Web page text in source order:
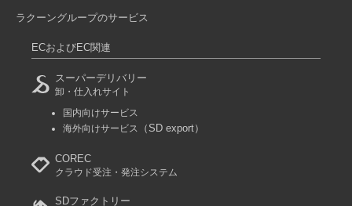
ラクーングループのサービス
ECおよびEC関連
スーパーデリバリー
卸・仕入れサイト
国内向けサービス
海外向けサービス
（SD export）
COREC
クラウド受注・発注システム
SDファクトリー